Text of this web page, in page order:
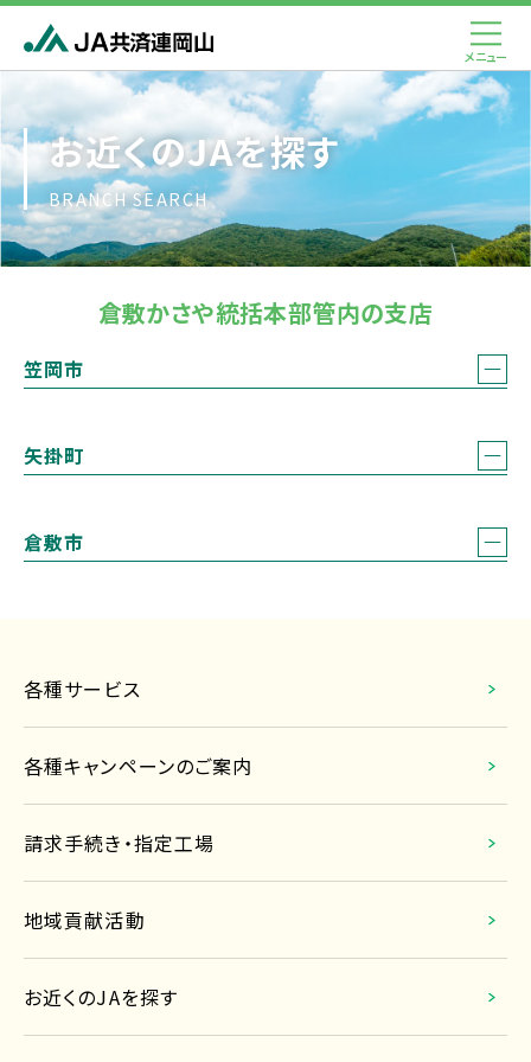
お近くのJAを探す
BRANCH SEARCH
倉敷かさや統括本部管内の支店
各種サービス
各種キャンペーンのご案内
請求手続き・指定工場
地域貢献活動
お近くのJAを探す